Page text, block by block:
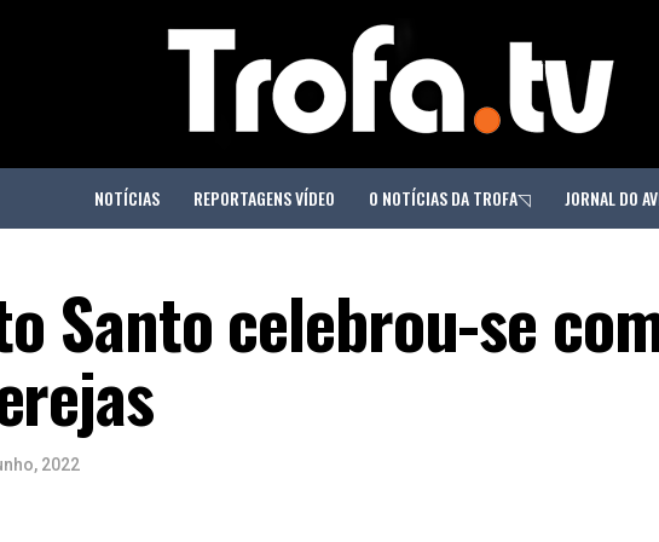
NOTÍCIAS REPORTAGENS VÍDEO O NOTÍCIAS DA TROFA◹ JORNAL DO
Santo celebrou-se
2022